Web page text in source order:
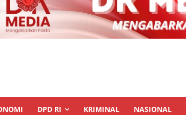
DPD RI KRIMINAL NASIONAL